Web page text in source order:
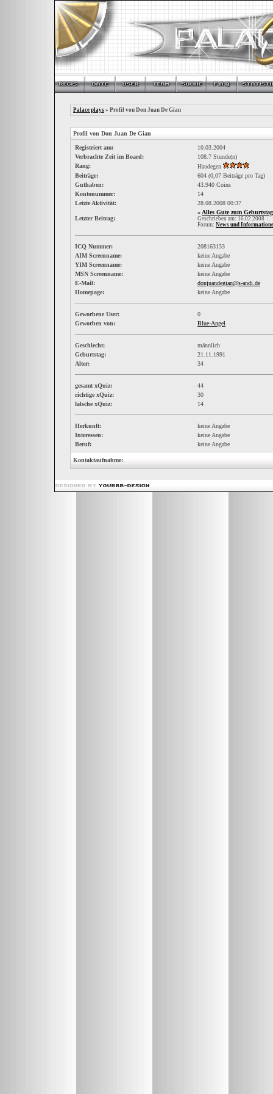
Palace plays » Profil von Don Juan De Gian
Profil von Don Juan De Gian
Registriert am:
10.03.2004
Verbrachte Zeit im Board:
108.7 Stunde(n)
Rang:
Haudegen
Beiträge:
604 (0,07 Beiträge pro Tag)
Guthaben:
43.940 Coins
Kontonummer:
14
Letzte Aktivität:
28.08.2008 00:37
Letzter Beitrag:
» Alles Gute zum
Geschrieben am: 16.02.2008
Forum: News und
ICQ Nummer:
208163133
AIM Screenname:
keine Angabe
YIM Screenname:
keine Angabe
MSN Screenname:
keine Angabe
E-Mail:
donjuandegian@s-andi.de
Homepage:
keine Angabe
Geworbene User:
0
Geworben von:
Blue-Angel
Geschlecht:
männlich
Geburtstag:
21.11.1991
Alter:
34
gesamt xQuiz:
44
richtige xQuiz:
30
falsche xQuiz:
14
Herkunft:
keine Angabe
Interessen:
keine Angabe
Beruf:
keine Angabe
Kontaktaufnahme: